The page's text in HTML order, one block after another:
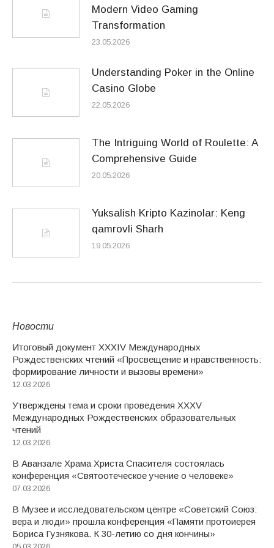
Modern Video Gaming
Transformation
23.05.2026
Understanding Poker in the Online
Casino Globe
22.05.2026
The Intriguing World of Roulette: A
Comprehensive Guide
20.05.2026
Yuksalish Kripto Kazinolar: Keng
qamrovli Sharh
19.05.2026
Новости
Итоговый документ XXХIV Международных
Рождественских чтений «Просвещение и нравственность:
формирование личности и вызовы времени»
12.03.2026
Утверждены тема и сроки проведения XXXV
Международных Рождественских образовательных
чтений
12.03.2026
В Аванзале Храма Христа Спасителя состоялась
конференция «Святоотеческое учение о человеке»
07.03.2026
В Музее и исследовательском центре «Советский Союз:
вера и люди» прошла конференция «Памяти протоиерея
Бориса Гузнякова. К 30-летию со дня кончины»